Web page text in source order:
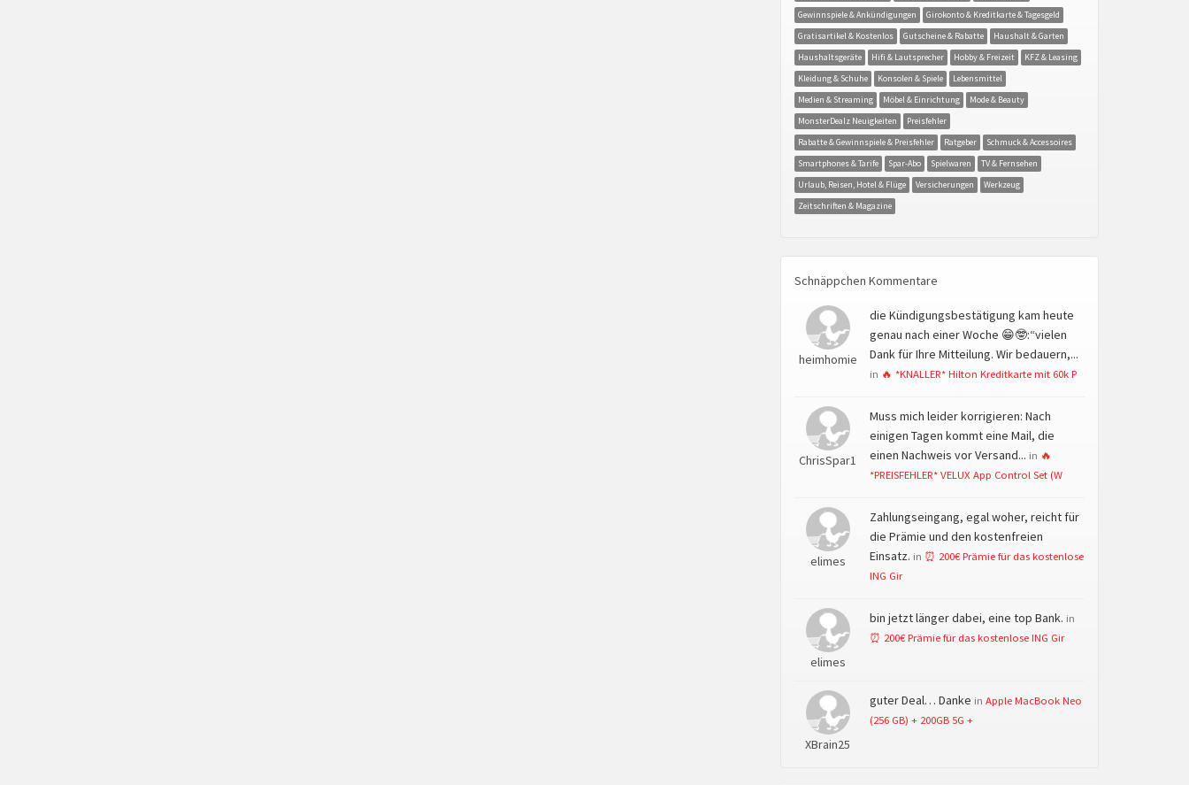
Gewinnspiele & Ankündigungen
Girokonto & Kreditkarte & Tagesgeld
Gratisartikel & Kostenlos
Gutscheine & Rabatte
Haushalt & Garten
Haushaltsgeräte
Hifi & Lautsprecher Hobby & Freizeit
KFZ & Leasing
Kleidung & Schuhe
Konsolen & Spiele
Lebensmittel
Medien & Streaming
Möbel & Einrichtung
Mode & Beauty
MonsterDealz Neuigkeiten
Preisfehler
Rabatte & Gewinnspiele & Preisfehler
Ratgeber
Schmuck & Accessoires
Smartphones & Tarife
Spar-Abo Spielwaren
TV & Fernsehen
Urlaub, Reisen, Hotel & Flüge
Versicherungen
Werkzeug
Zeitschriften & Magazine
Schnäppchen Kommentare
heimhomie
die Kündigungsbestätigung kam heute
genau nach einer Woche 😁🤓:“vielen
Dank für Ihre Mitteilung. Wir bedauern,...
in 🔥 *KNALLER* Hilton Kreditkarte mit 60k P
ChrisSpar1
Muss mich leider korrigieren: Nach
einigen Tagen kommt eine Mail, die
einen Nachweis vor Versand... in 🔥
*PREISFEHLER* VELUX App Control Set (W
elimes
Zahlungseingang, egal woher, reicht für
die Prämie und den kostenfreien
Einsatz. in ⏰ 200€ Prämie für das kostenlose
ING Gir
elimes
bin jetzt länger dabei, eine top Bank. in
⏰ 200€ Prämie für das kostenlose ING Gir
XBrain25
guter Deal… Danke in Apple MacBook Neo
(256 GB) + 200GB 5G +